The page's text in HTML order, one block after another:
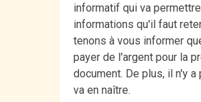
informatif qui va
informations qu'il faut
tenons à vous informer
payer de l'argent pour la
document. De plus, il n'y
va en naître.